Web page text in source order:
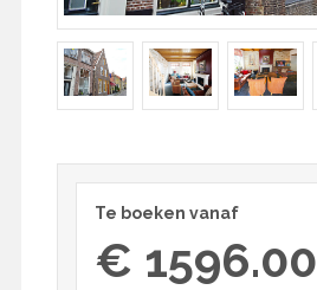
Te boeken vanaf
€ 1596.00